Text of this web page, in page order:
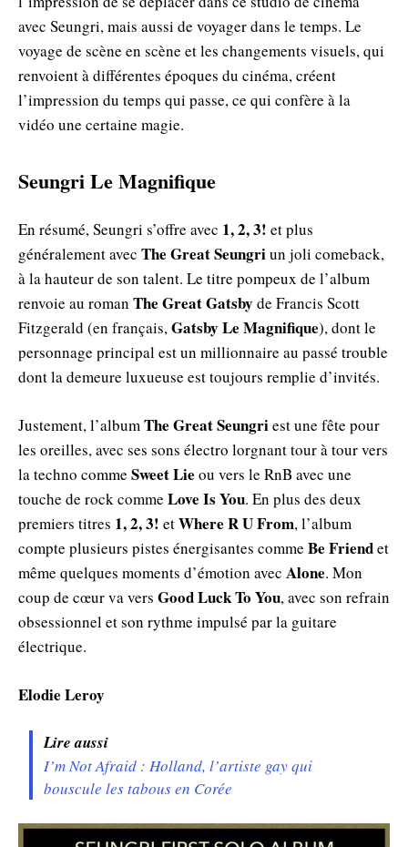
avec Seungri, mais aussi de voyager dans le temps. Le
voyage de scène en scène et les changements visuels, qui
renvoient à différentes époques du cinéma, créent
l’impression du temps qui passe, ce qui confère à la
vidéo une certaine magie.
Seungri Le Magnifique
En résumé, Seungri s’offre avec 1, 2, 3! et plus
généralement avec The Great Seungriun joli comeback,
à la hauteur de son talent. Le titre pompeux de l’album
renvoie au roman The Great Gatsby de Francis Scott
Fitzgerald (en français,Gatsby Le Magnifique), dont le
personnage principal est un millionnaire au passé trouble
dont la demeure luxueuse est toujours remplie d’invités.
Justement, l’albumThe Great Seungriest une fête pour
les oreilles, avec ses sons électro lorgnant tour à tour vers
la techno comme Sweet Lie ou vers le RnB avec une
touche de rock comme Love Is You. En plus des deux
premiers titres 1, 2, 3! etWhere R U From, l’album
compte plusieurs pistes énergisantes comme Be Friendet
même quelques moments d’émotion avec Alone. Mon
coup de cœur va vers Good Luck To You, avec son refrain
obsessionnel et son rythme impulsé par la guitare
électrique.
Elodie Leroy
Lire aussi
I’m Not Afraid : Holland, l’artiste gay qui
bouscule les tabous en Corée